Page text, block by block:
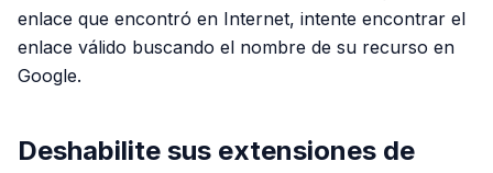
enlace que encontró en Internet, intente encontrar el
enlace válido buscando el nombre de su recurso en
Google.
Deshabilite sus extensiones de